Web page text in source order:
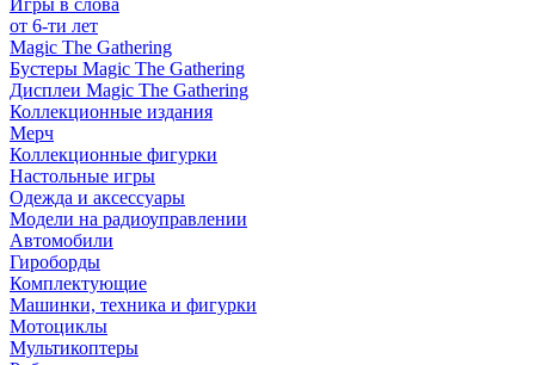
Игры в слова
от 6-ти лет
Magic The Gathering
Бустеры Magic The Gathering
Дисплеи Magic The Gathering
Коллекционные издания
Мерч
Коллекционные фигурки
Настольные игры
Одежда и аксессуары
Модели на радиоуправлении
Автомобили
Гироборды
Комплектующие
Машинки, техника и фигурки
Мотоциклы
Мультикоптеры